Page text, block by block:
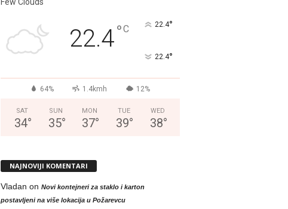
22.4°C 22.4°
22.4°
64% 1.4kmh 12%
SAT
34°
SUN
35°
MON
37°
TUE
39°
WED
38°
NAJNOVIJI KOMENTARI
Vladan on Novi kontejneri za staklo i karton
postavljeni na više lokacija u Požarevcu